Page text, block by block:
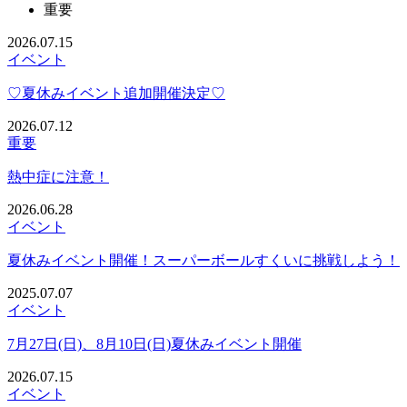
重要
2026.07.15
イベント
♡夏休みイベント追加開催決定♡
2026.07.12
重要
熱中症に注意！
2026.06.28
イベント
夏休みイベント開催！スーパーボールすくいに挑戦しよう！
2025.07.07
イベント
7月27日(日)、8月10日(日)夏休みイベント開催
2026.07.15
イベント